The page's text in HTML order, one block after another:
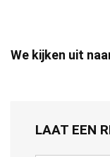
We kijken uit
LAAT EEN